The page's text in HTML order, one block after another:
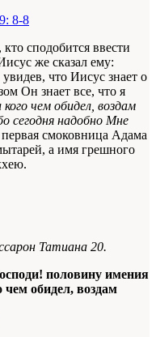
8-8
сподобится ввести
же сказал ему:
что Иисус знает о
Он знает все, что я
кого чем обидел, воздам
сегодня надобно Мне
смоковница Адама
а имя грешного
Татиана 20.
половину имения
обидел, воздам